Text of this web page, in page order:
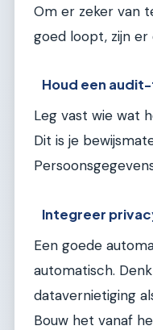
Om er zeker van
goed loopt, zijn er
Houd een
Leg vast wie wat
Dit is je
Integreer
Een goede
automatisch.
datavernietiging
Bouw het vanaf